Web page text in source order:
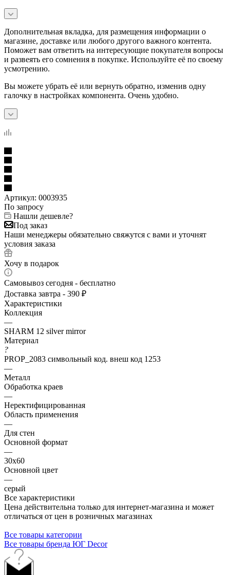
Дополнительная вкладка, для размещения информации о
магазине, доставке или любого другого важного контента.
Поможет вам ответить на интересующие покупателя вопросы
и развеять его сомнения в покупке. Используйте её по своему
усмотрению.
Вы можете убрать её или вернуть обратно, изменив одну
галочку в настройках компонента. Очень удобно.
Артикул: 0003935
По запросу
Нашли дешевле?
Под заказ
Наши менеджеры обязательно свяжутся с вами и уточнят
условия заказа
Хочу в подарок
Самовывоз сегодня - бесплатно
Доставка завтра - 390 ₽
Характеристики
Коллекция
—
SHARM 12 silver mirror
Материал
?
PROP_2083 символьный код. внеш код 1253
—
Металл
Обработка краев
—
Неректифицированная
Область применения
—
Для стен
Основной формат
—
30х60
Основной цвет
—
серый
Все характеристики
Цена действительна только для интернет-магазина и может
отличаться от цен в розничных магазинах
Все товары категории
Все товары бренда ЮГ Decor